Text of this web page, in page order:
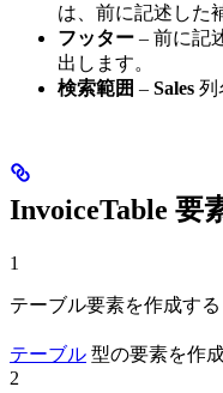
は、前に記述した
フッター – 前に記
出します。
検索範囲 – Sales 列
InvoiceTable 要
1
テーブル要素を作成する
テーブル 型の要素を作成
2